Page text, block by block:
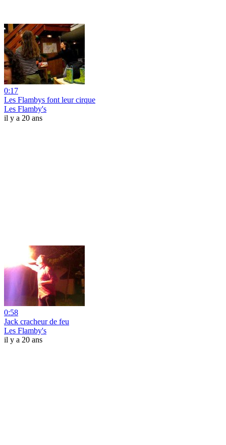
0:17
Les Flambys font leur cirque
Les Flamby's
il y a 20 ans
0:58
Jack cracheur de feu
Les Flamby's
il y a 20 ans